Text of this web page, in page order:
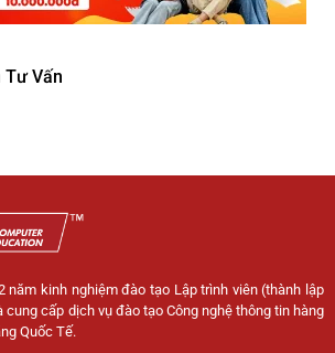
Vấn
năm kinh nghiệm đào tạo Lập trình viên (thành lập
cung cấp dịch vụ đào tạo Công nghệ thông tin hàng
Quốc Tế.